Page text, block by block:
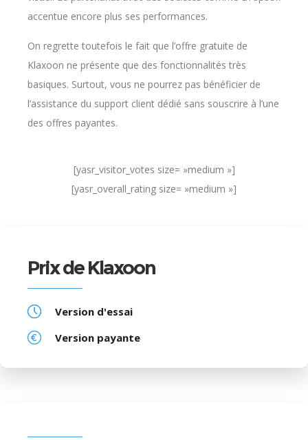
accentue encore plus ses performances.
On regrette toutefois le fait que l’offre gratuite de
Klaxoon ne présente que des fonctionnalités très
basiques. Surtout, vous ne pourrez pas bénéficier de
l’assistance du support client dédié sans souscrire à l’une
des offres payantes.
[yasr_visitor_votes size= »medium »]
[yasr_overall_rating size= »medium »]
Prix de Klaxoon
Version d'essai
Version payante